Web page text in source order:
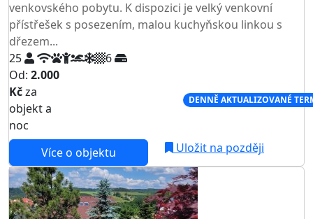
venkovského pobytu. K dispozici je velký venkovní
přístřešek s posezením, malou kuchyňskou linkou s
dřezem...
25
6
Od: 2.000
Kčza
objekt a
noc
DENNĚ AKTUALIZOVANÉ
Více o objektu Uložit na později